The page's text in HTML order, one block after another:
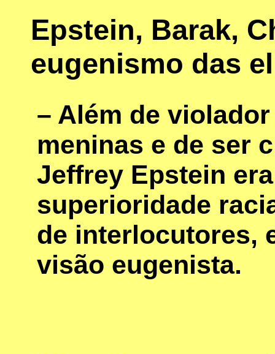
Epstein, Barak,
eugenismo das
– Além de
meninas e de ser
Jeffrey Epstein
superioridade
de interlocutores,
visão eugenista.